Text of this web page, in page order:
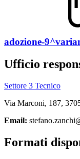
adozione-
Ufficio
Settore 3 Tecnico
Via Marconi, 187,
Email:
Formati